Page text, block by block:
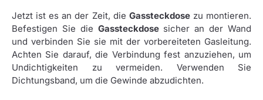
Jetzt ist es an der Zeit, die Gassteckdosezu montieren.
Befestigen Sie die Gassteckdosesicher an der Wand
und verbinden Sie sie mit der vorbereiteten Gasleitung.
Achten Sie darauf, die Verbindung fest anzuziehen, um
Undichtigkeiten zu vermeiden. Verwenden Sie
Dichtungsband, um die Gewinde abzudichten.